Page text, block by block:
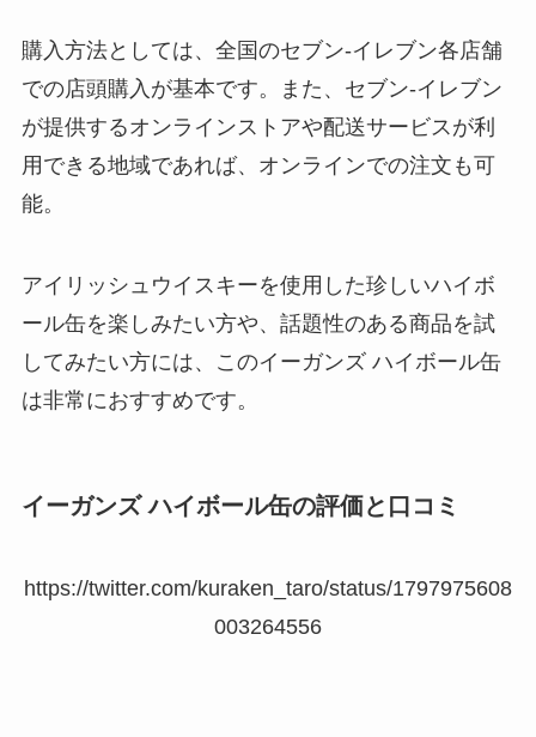
購入方法としては、全国のセブン-イレブン各店舗
での店頭購入が基本です。また、セブン-イレブン
が提供するオンラインストアや配送サービスが利
用できる地域であれば、オンラインでの注文も可
能。
アイリッシュウイスキーを使用した珍しいハイボ
ール缶を楽しみたい方や、話題性のある商品を試
してみたい方には、このイーガンズ ハイボール缶
は非常におすすめです。
イーガンズ ハイボール缶の評価と口コミ
https://twitter.com/kuraken_taro/status/1797975608
003264556